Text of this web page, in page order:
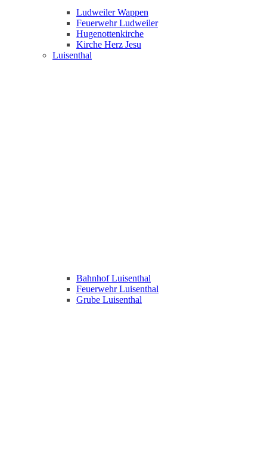
Ludweiler Wappen
Feuerwehr Ludweiler
Hugenottenkirche
Kirche Herz Jesu
Luisenthal
Bahnhof Luisenthal
Feuerwehr Luisenthal
Grube Luisenthal